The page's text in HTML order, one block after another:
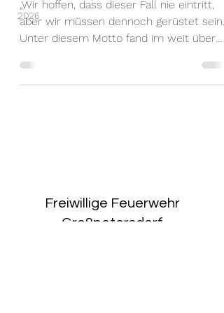
2026
„Wir hoffen, dass dieser Fall nie eintritt,
aber wir müssen dennoch gerüstet sein.“
Unter diesem Motto fand im weit über
Freiwillige Feuerwehr
Großpetersdorf